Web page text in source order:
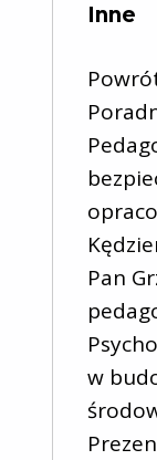
Inne
Pan
w